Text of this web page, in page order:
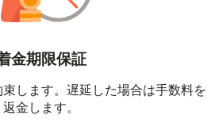
金期限保証
します。遅延した場合は手数料を
返金します。